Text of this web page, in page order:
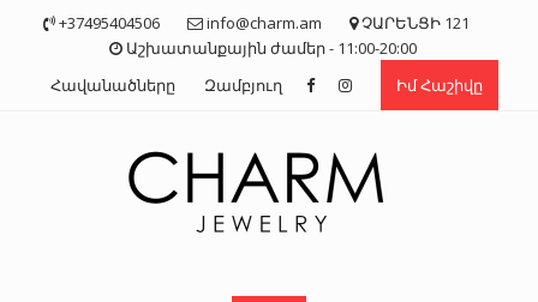
+37495404506 info@charm.am
ՉԱՐԵՆՑԻ 121
Աշխատանքային ժամեր - 11:00-20:00
Հավանածները
Զամբյուղ Իմ Հաշիվը